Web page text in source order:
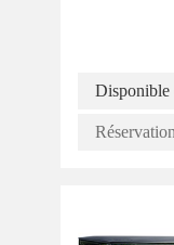
Disponible